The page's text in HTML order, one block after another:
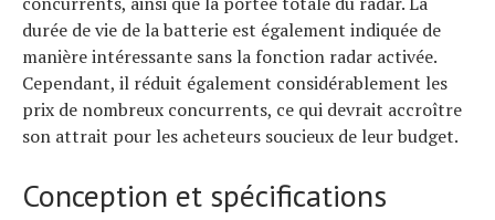
durée de vie de la batterie est également indiquée de
manière intéressante sans la fonction radar activée.
Cependant, il réduit également considérablement les
prix de nombreux concurrents, ce qui devrait accroître
son attrait pour les acheteurs soucieux de leur budget.
Conception et spécifications